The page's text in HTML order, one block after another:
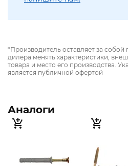
*Производитель оставляет за собой
дилера менять характеристики,
товара и место его производства.
является публичной офертой
Аналоги